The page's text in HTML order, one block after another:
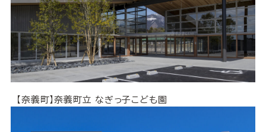
【奈義町】奈義町立 なぎっ子こども園